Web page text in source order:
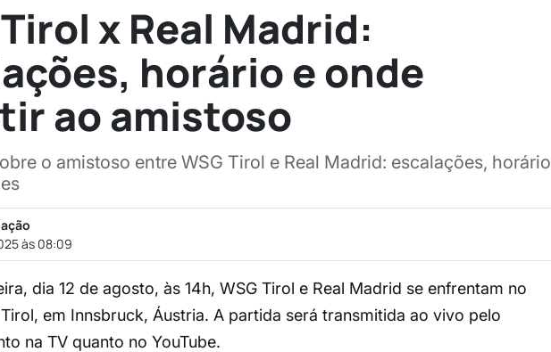
x Real Madrid:
horário e onde
ao amistoso
o amistoso entre WSG Tirol e Real Madrid: escalações, horário
às 08:09
dia 12 de agosto, às 14h, WSG Tirol e Real Madrid se enfrentam no
em Innsbruck, Áustria. A partida será transmitida ao vivo pelo
na TV quanto no YouTube.